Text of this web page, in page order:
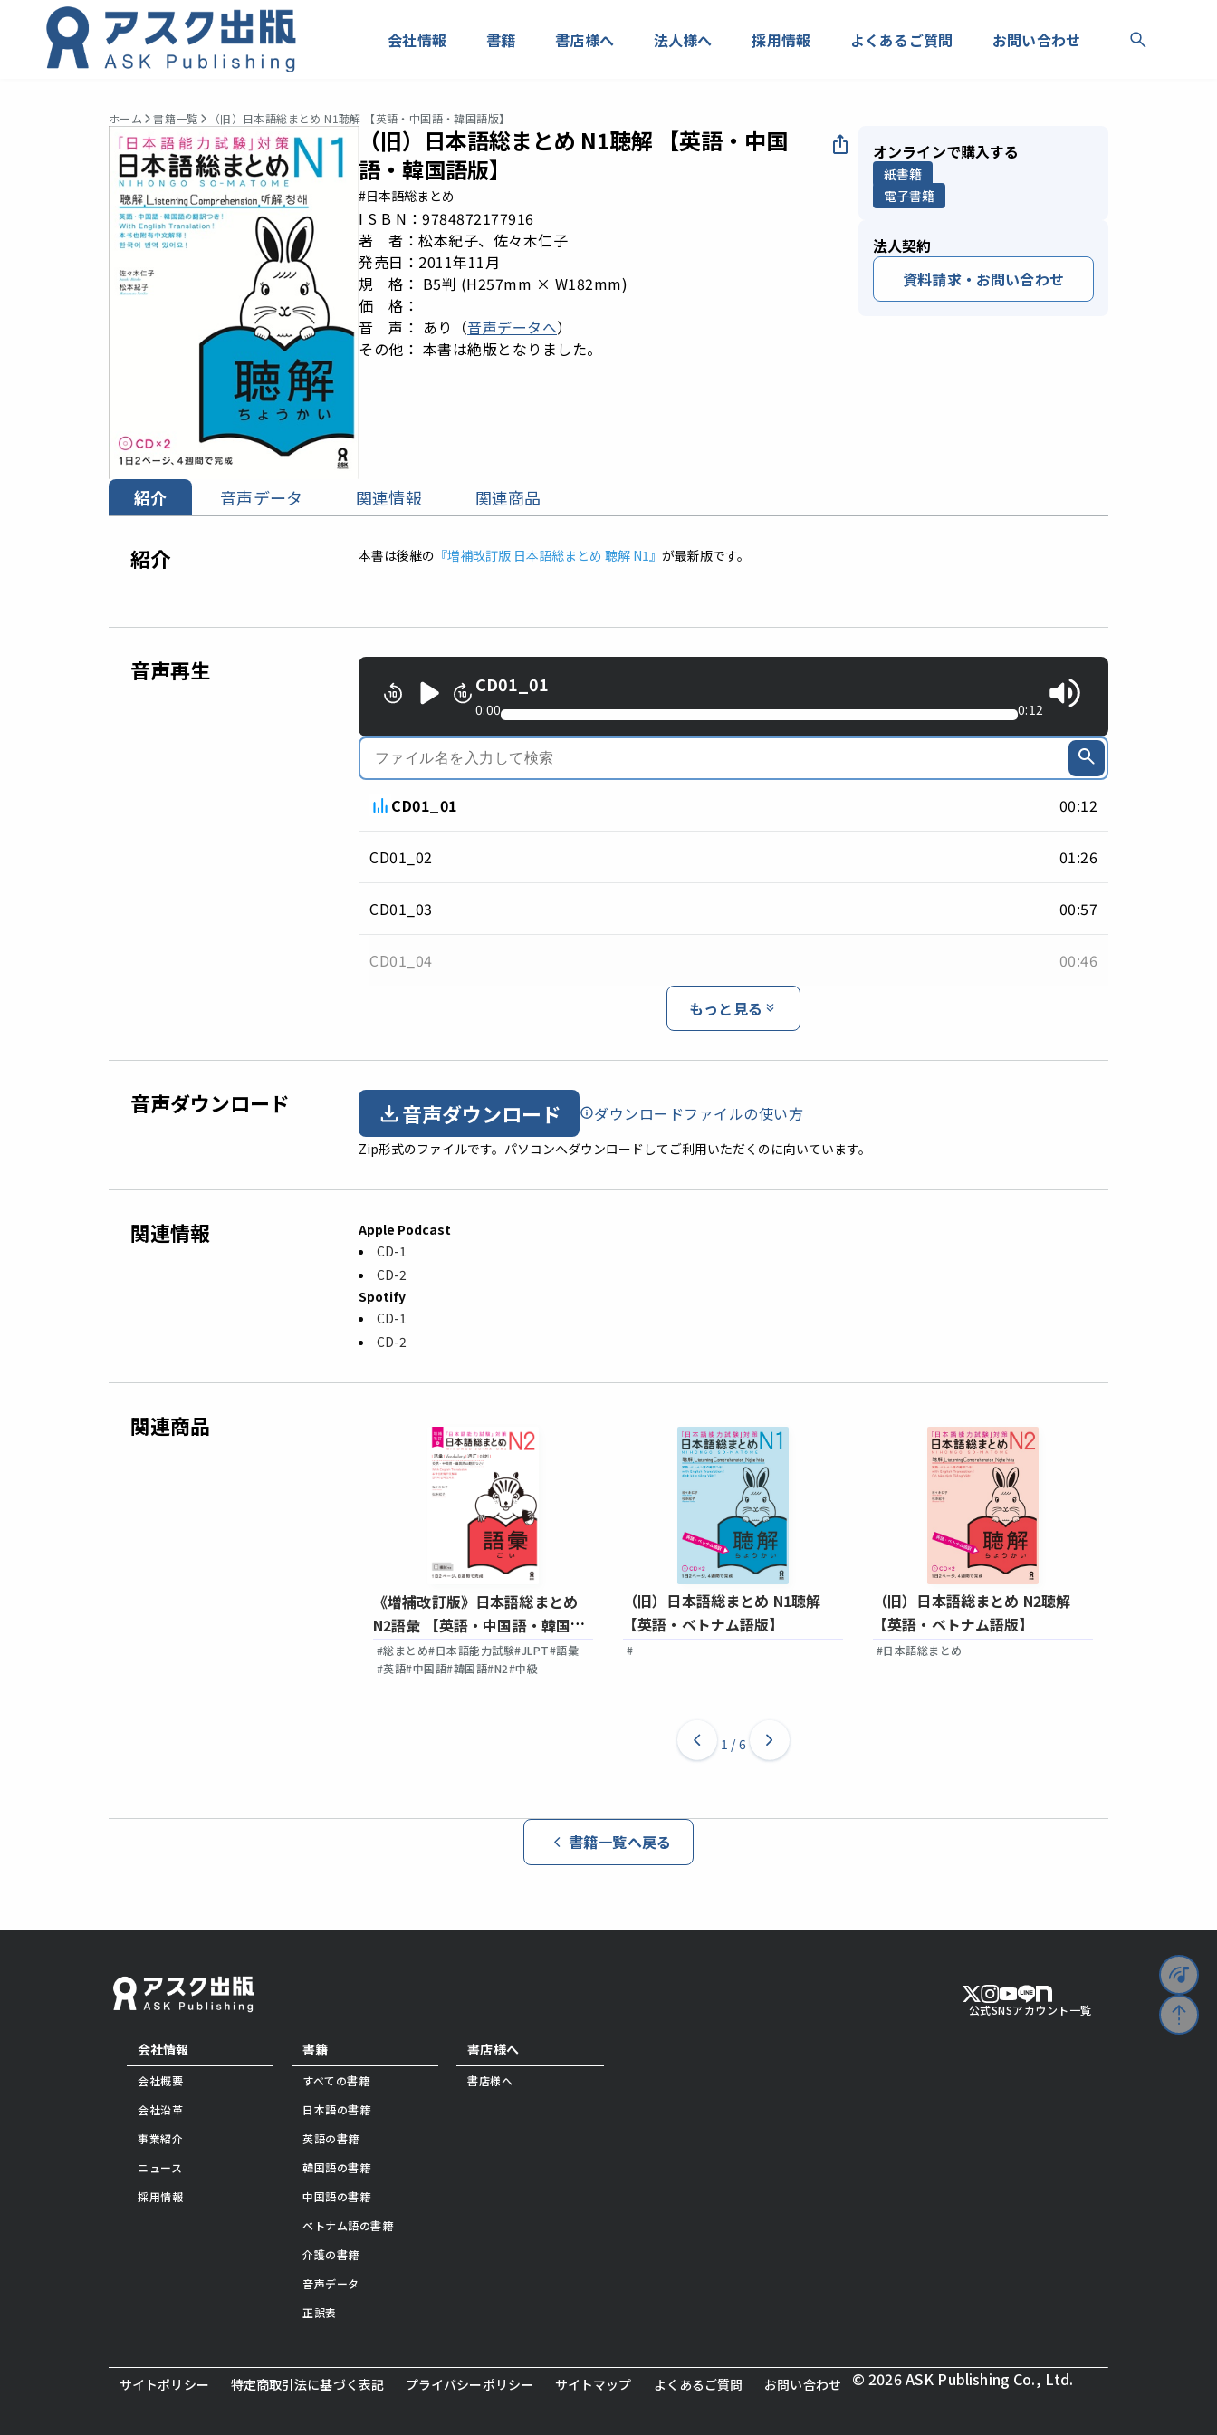
会社情報 書籍 書店様へ 法人様へ 採用情報 よくあるご質問 お問い合わせ
ホーム 書籍一覧 （旧）日本語総まとめ N1聴解 【英語・中国語・韓国語版】
（旧）日本語総まとめ N1聴解 【英語・中国
語・韓国語版】
#日本語総まとめ
I S B N：9784872177916
著 者：松本紀子、佐々木仁子
発売日：2011年11月
規 格： B5判 (H257mm × W182mm)
価 格：
音 声： あり（音声データへ）
その他： 本書は絶版となりました。
オンラインで購入する
紙書籍
電子書籍
法人契約
資料請求・お問い合わせ
紹介 音声データ 関連情報 関連商品
紹介 本書は後継の 『増補改訂版 日本語総まとめ 聴解 N1』 が最新版です。
音声再生 CD01_01
0:00 0:12
CD01_01 00:12
CD01_02 01:26
CD01_03 00:57
CD01_04 00:46
もっと見る
音声ダウンロード 音声ダウンロード ダウンロードファイルの使い方
Zip形式のファイルです。パソコンへダウンロードしてご利用いただくのに向いています。
関連情報
Apple Podcast
CD-1
CD-2
Spotify
CD-1
CD-2
関連商品
《増補改訂版》日本語総まとめ
N2語彙 【英語・中国語・韓国語
版】
#総まとめ#日本語能力試験#JLPT#語彙
#英語#中国語#韓国語#N2#中級
（旧）日本語総まとめ N1聴解
【英語・ベトナム語版】
#
（旧）日本語総まとめ N2聴解
【英語・ベトナム語版】
#日本語総まとめ
1 /6
書籍一覧へ戻る
会社情報
会社概要
会社沿革
事業紹介
ニュース
採用情報
書籍
すべての書籍
日本語の書籍
英語の書籍
韓国語の書籍
中国語の書籍
ベトナム語の書籍
介護の書籍
音声データ
正誤表
書店様へ
書店様へ
公式SNSアカウント一覧
サイトポリシー 特定商取引法に基づく表記 プライバシーポリシー サイトマップ よくあるご質問 お問い合わせ © 2026 ASK Publishing Co., Ltd.